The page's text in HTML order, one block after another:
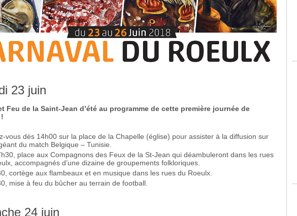
23 juin
Feu de la Saint-Jean d’été au programme de cette première journée de
vous dès 14h00 sur la place de la Chapelle (église) pour assister à la diffusion sur
du match Belgique – Tunisie.
place aux Compagnons des Feux de la St-Jean qui déambuleront dans les rues
accompagnés d’une dizaine de groupements folkloriques.
cortège aux flambeaux et en musique dans les rues du Roeulx.
mise à feu du bûcher au terrain de football.
24 juin